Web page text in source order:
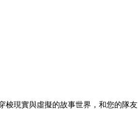
梭現實與虛擬的故事世界，和您的隊友